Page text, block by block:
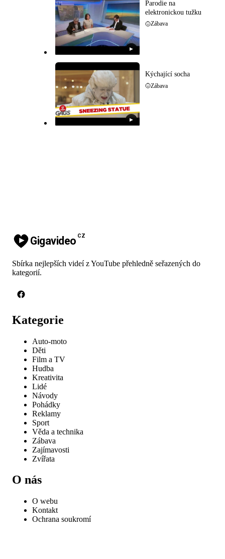
▶
Parodie na
elektronickou tužku
Zábava
▶
Kýchající socha
Zábava
Gigavideo CZ
Sbírka nejlepších videí z YouTube přehledně seřazených do
kategorií.
Kategorie
Auto-moto
Děti
Film a TV
Hudba
Kreativita
Lidé
Návody
Pohádky
Reklamy
Sport
Věda a technika
Zábava
Zajímavosti
Zvířata
O nás
O webu
Kontakt
Ochrana soukromí